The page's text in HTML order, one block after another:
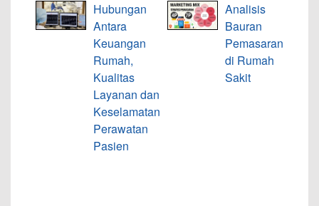
Hubungan
Antara
Keuangan
Rumah,
Kualitas
Layanan dan
Keselamatan
Perawatan
Pasien
Analisis
Bauran
Pemasaran
di Rumah
Sakit